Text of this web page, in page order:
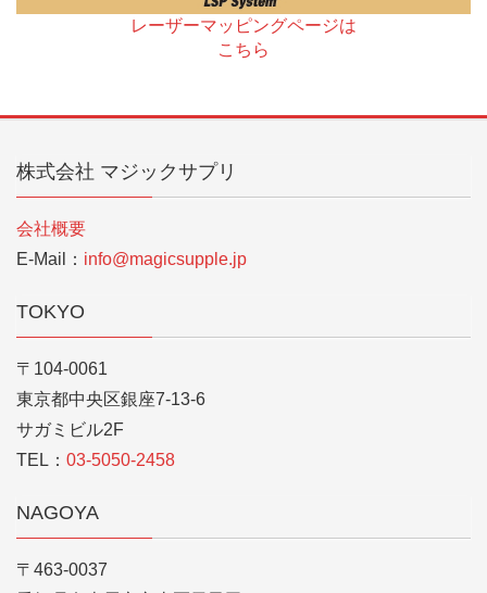
レーザーマッピングページは
こちら
株式会社 マジックサプリ
会社概要
E-Mail： info@magicsupple.jp
TOKYO
〒104-0061
東京都中央区銀座7-13-6
サガミビル2F
TEL： 03-5050-2458
NAGOYA
〒463-0037